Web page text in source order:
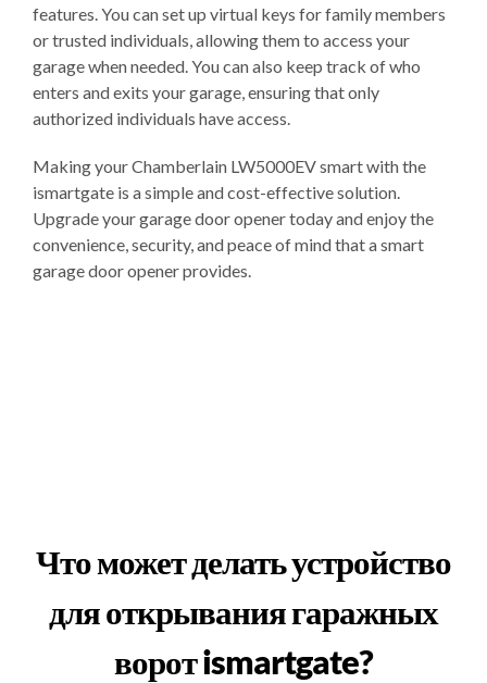
features. You can set up virtual keys for family members
or trusted individuals, allowing them to access your
garage when needed. You can also keep track of who
enters and exits your garage, ensuring that only
authorized individuals have access.
Making your Chamberlain LW5000EV smart with the
ismartgate is a simple and cost-effective solution.
Upgrade your garage door opener today and enjoy the
convenience, security, and peace of mind that a smart
garage door opener provides.
Что может делать устройство
для открывания гаражных
ворот ismartgate?